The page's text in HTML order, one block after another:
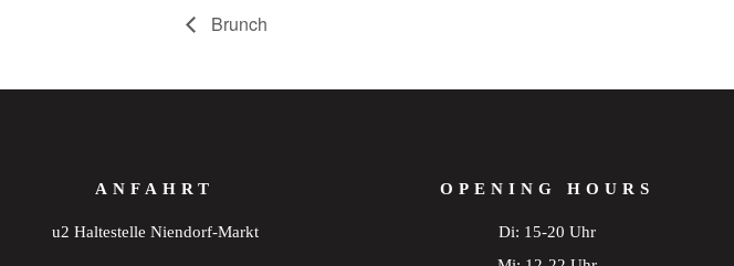
Brunch
ANFAHRT
u2 Haltestelle Niendorf-Markt
OPENING HOURS
Di: 15-20 Uhr